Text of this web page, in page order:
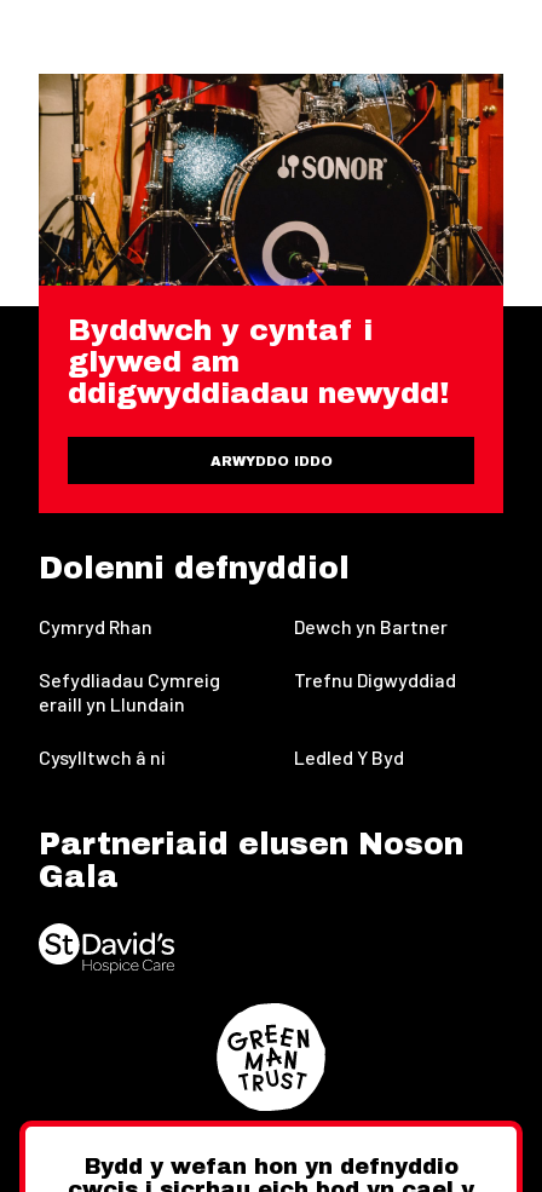
Byddwch y cyntaf i
glywed am
ddigwyddiadau newydd!
ARWYDDO IDDO
Dolenni defnyddiol
Cymryd Rhan Dewch yn Bartner
Sefydliadau Cymreig
eraill yn Llundain
Trefnu Digwyddiad
Cysylltwch â ni Ledled Y Byd
Partneriaid elusen Noson
Gala
Bydd y wefan hon yn defnyddio